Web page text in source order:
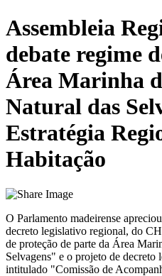
Assembleia
debate regime
Área Marinha
Natural das
Estratégia
Habitação
O Parlamento madeirense
decreto legislativo regional, do
de proteção de parte da Área
Selvagens" e o projeto de decreto
intitulado "Comissão de